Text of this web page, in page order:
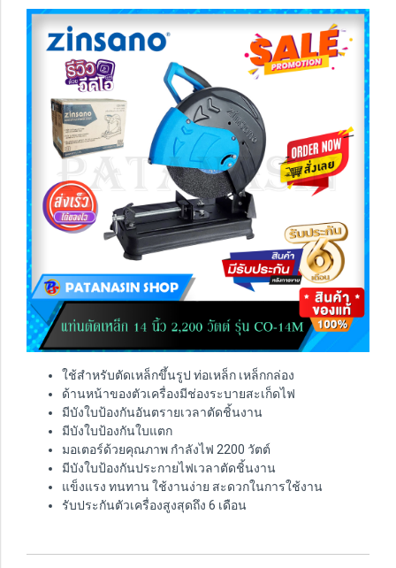
ใช้สำหรับตัดเหล็กขึ้นรูป ท่อเหล็ก เหล็กกล่อง
ด้านหน้าของตัวเครื่องมีช่องระบายสะเก็ดไฟ
มีบังใบป้องกันอันตรายเวลาตัดชิ้นงาน
มีบังใบป้องกันใบแตก
มอเตอร์ด้วยคุณภาพ กำลังไฟ 2200 วัตต์
มีบังใบป้องกันประกายไฟเวลาตัดชิ้นงาน
แข็งแรง ทนทาน ใช้งานง่าย สะดวกในการใช้งาน
รับประกันตัวเครื่องสูงสุดถึง 6 เดือน